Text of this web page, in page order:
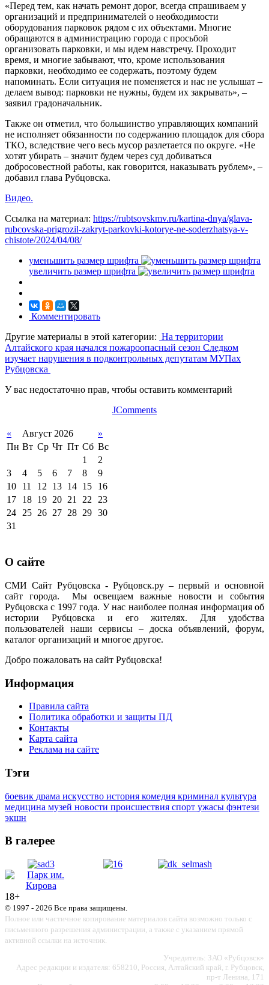
«Перед тем, как начать ремонт дорог, всегда спрашиваем у
организаций и предпринимателей о необходимости
оборудования парковок рядом с их объектами. Многие
обращаются в администрацию города с просьбой
организовать парковки, и мы идем навстречу. Проходит
время, и многие забывают, что, кроме использования
парковки, необходимо ее содержать, поэтому будем
напоминать. Если ситуация не поменяется и нас не услышат –
делаем вывод: парковки не нужны, будем их закрывать», –
заявил градоначальник.
Также он отметил, что большинство управляющих компаний
не исполняет обязанности по содержанию площадок для сбора
ТКО, вследствие чего весь мусор разлетается по округе. «Не
хотят убирать – значит будем через суд добиваться
добросовестной работы, как говорится, наказывать рублем», –
добавил глава Рубцовска.
Видео.
Ссылка на материал: https://rubtsovskmv.ru/kartina-dnya/glava-
rubcovska-prigrozil-zakryt-parkovki-kotorye-ne-soderzhatsya-v-
chistote/2024/04/08/
уменьшить размер шрифта
увеличить размер шрифта
Комментировать
Другие материалы в этой категории: На территории
Алтайского края начался пожароопасный сезон Следком
изучает нарушения в подконтрольных депутатам МУПах
Рубцовска
У вас недостаточно прав, чтобы оставить комментарий
JComments
« Август 2026
»
Пн Вт Ср Чт Пт Сб Вс
1
2
3
4 5 6 7 8
9
10
11 12 13 14 15
16
17
18 19 20 21 22
23
24
25 26 27 28 29 30
31
О сайте
СМИ Сайт Рубцовска - Рубцовск.ру – первый и основной
сайт города. Мы освещаем важные новости и события
Рубцовска с 1997 года. У нас наиболее полная информация об
истории Рубцовска и его жителях. Для удобства
пользователей наши сервисы – доска объявлений, форум,
каталог организаций и многое другое.
Добро пожаловать на сайт Рубцовска!
Информация
Правила сайта
Политика обработки и защиты ПД
Контакты
Карта сайта
Реклама на сайте
Тэги
боевик драма искусство история комедия криминал культура
медицина музей новости происшествия спорт ужасы фэнтези
экшн
В галерее
18+
© 1997 - 2026 Все права защищены.
Полное или частичное копирование материалов сайта возможно только с
письменного разрешения администрации, а также с указанием прямой
активной ссылки на источник.
Учредитель: ЗАО «Рубцовск»
Адрес редакции и издателя: 658210, Россия, Алтайский край, г. Рубцовск,
пр-т Ленина, 171